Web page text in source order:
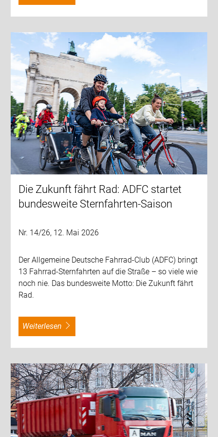
Die Zukunft fährt Rad: ADFC startet
bundesweite Sternfahrten-Saison
Nr. 14/26, 12. Mai 2026
Der Allgemeine Deutsche Fahrrad-Club (ADFC) bringt
13 Fahrrad-Sternfahrten auf die Straße – so viele wie
noch nie. Das bundesweite Motto: Die Zukunft fährt
Rad.
weiterlesen